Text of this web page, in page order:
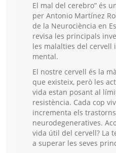
El mal del cerebro” és
per Antonio Martínez
de la Neurociència en
revisa les principals
les malalties del
mental.
El nostre cervell és la
que existeix, però les
vida estan posant al
resistència. Cada cop
incrementa els
neurodegeneratives.
vida útil del cervell? La
a superar les seves